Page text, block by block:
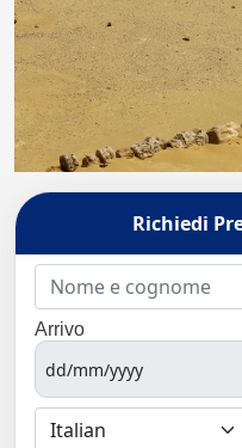
Richiedi
Arrivo